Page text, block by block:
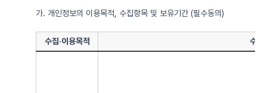
가. 개인정보의 이용목적, 수집항목 및 보유기간 (필수동의)
수집·이용목적 수집